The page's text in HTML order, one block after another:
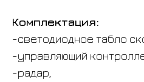
Комплектация:
-светодиодное табло
-управляющий
-радар,